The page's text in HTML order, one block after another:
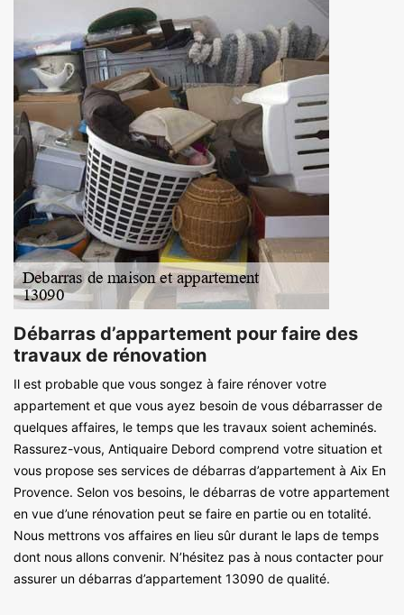
Débarras d’appartement pour faire des
travaux de rénovation
Il est probable que vous songez à faire rénover votre
appartement et que vous ayez besoin de vous débarrasser de
quelques affaires, le temps que les travaux soient acheminés.
Rassurez-vous, Antiquaire Debord comprend votre situation et
vous propose ses services de débarras d’appartement à Aix En
Provence. Selon vos besoins, le débarras de votre appartement
en vue d’une rénovation peut se faire en partie ou en totalité.
Nous mettrons vos affaires en lieu sûr durant le laps de temps
dont nous allons convenir. N’hésitez pas à nous contacter pour
assurer un débarras d’appartement 13090 de qualité.